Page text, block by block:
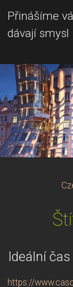
Přinášíme
dávají smysl
Ideální
https://